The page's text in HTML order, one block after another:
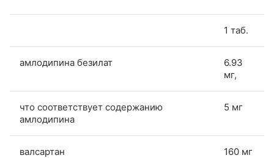
1 таб.
амлодипина безилат
6.93
мг,
что соответствует содержанию
амлодипина
5 мг
валсартан 160 мг